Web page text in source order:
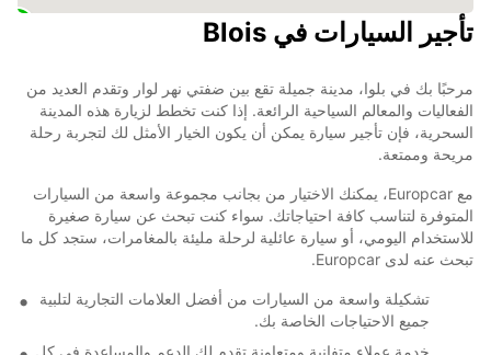
تأجير السيارات في Blois
مرحبًا بك في بلوا، مدينة جميلة تقع بين ضفتي نهر لوار وتقدم العديد من
الفعاليات والمعالم السياحية الرائعة. إذا كنت تخطط لزيارة هذه المدينة
السحرية، فإن تأجير سيارة يمكن أن يكون الخيار الأمثل لك لتجربة رحلة
مريحة وممتعة.
مع Europcar، يمكنك الاختيار من بجانب مجموعة واسعة من السيارات
المتوفرة لتناسب كافة احتياجاتك. سواء كنت تبحث عن سيارة صغيرة
للاستخدام اليومي، أو سيارة عائلية لرحلة مليئة بالمغامرات، ستجد كل ما
تبحث عنه لدى Europcar.
تشكيلة واسعة من السيارات من أفضل العلامات التجارية لتلبية
جميع الاحتياجات الخاصة بك.
خدمة عملاء متفانية ومتعاونة تقدم لك الدعم والمساعدة في كل